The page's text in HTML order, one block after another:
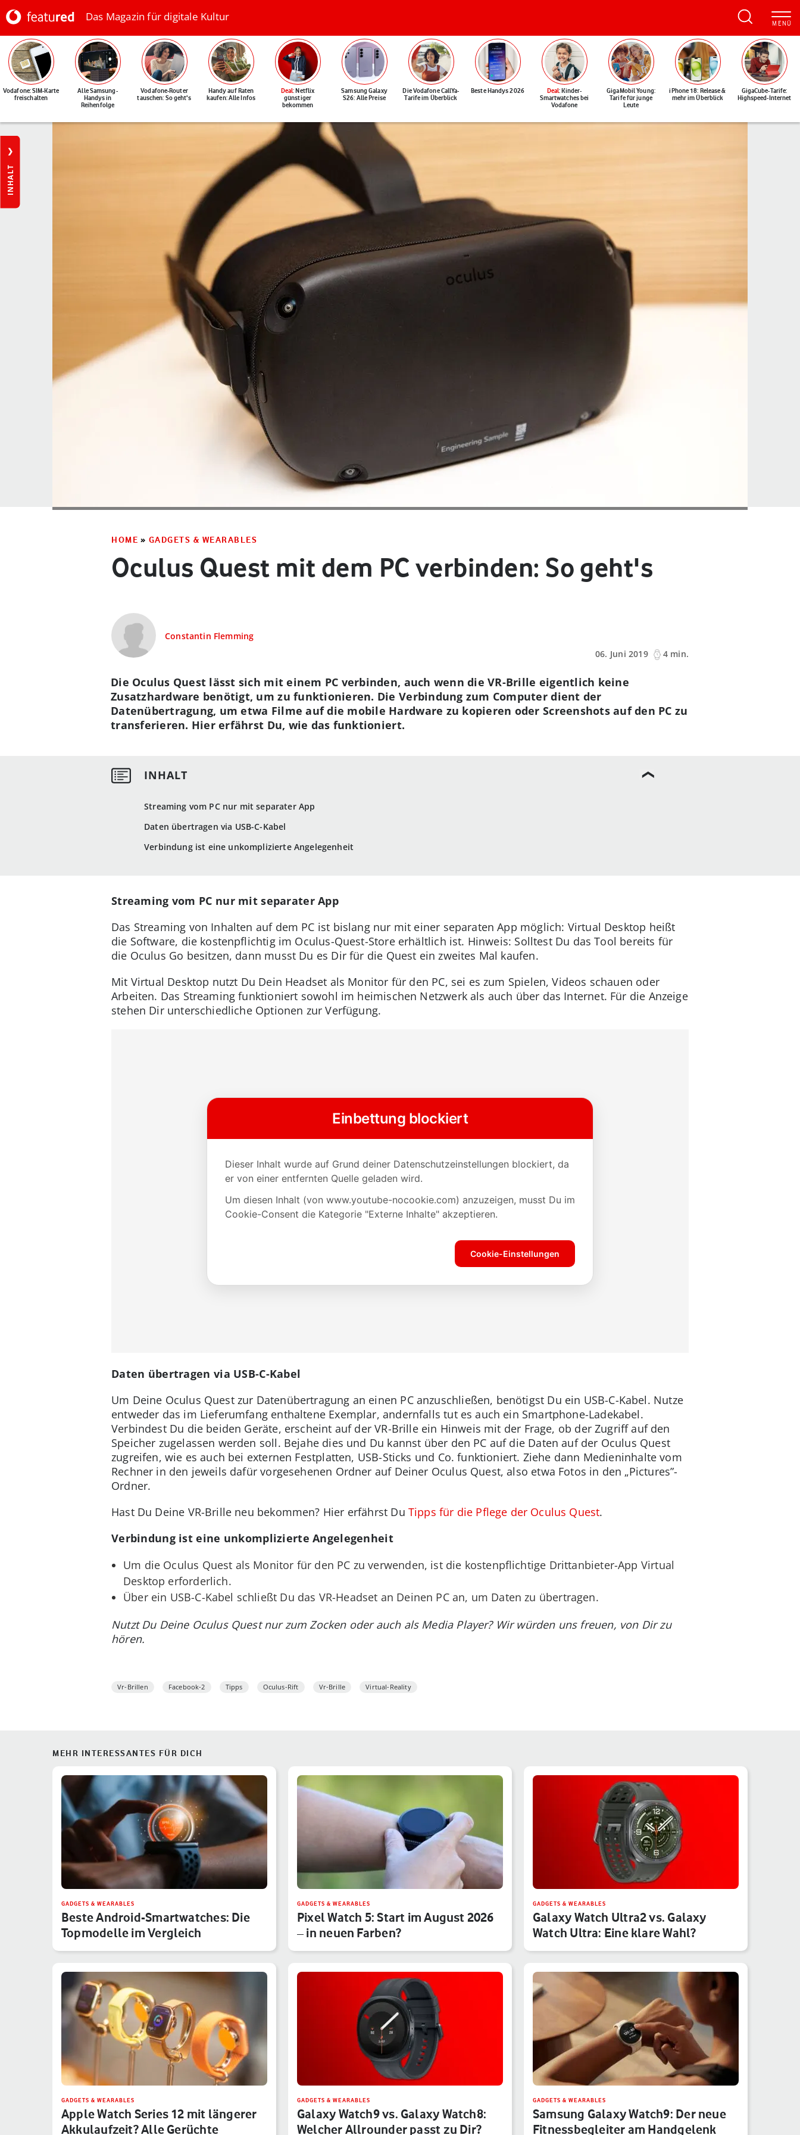
Das Magazin für digitale Kultur
Vodafone: SIM-Karte
freischalten
Alle Samsung-
Handys in
Reihenfolge
Vodafone-Router
tauschen: So geht's
Handy auf Raten
kaufen: Alle Infos
Deal: Netflix
günstiger
bekommen
Samsung Galaxy
S26: Alle Preise
Die Vodafone CallYa-
Tarife im Überblick
Beste Handys 2026 Deal: Kinder-
Smartwatches bei
Vodafone
GigaMobil Young:
Tarife für junge
Leute
iPhone 18: Release &
mehr im Überblick
GigaCube-Tarife:
Highspeed-Internet
INHALT
HOME » GADGETS & WEARABLES
Oculus Quest mit dem PC verbinden: So geht's
Constantin Flemming
06. Juni 2019
4 min.
Streaming vom PC nur mit separater App
Daten übertragen via USB-C-Kabel
Verbindung ist eine unkomplizierte Angelegenheit
Die Oculus Quest lässt sich mit einem PC verbinden, auch wenn die VR-Brille eigentlich keine
Zusatzhardware benötigt, um zu funktionieren. Die Verbindung zum Computer dient der
Datenübertragung, um etwa Filme auf die mobile Hardware zu kopieren oder Screenshots auf den PC zu
transferieren. Hier erfährst Du, wie das funktioniert.
Streaming vom PC nur mit separater App
Das Streaming von Inhalten auf dem PC ist bislang nur mit einer separaten App möglich: Virtual Desktop heißt
die Software, die kostenpflichtig im Oculus-Quest-Store erhältlich ist. Hinweis: Solltest Du das Tool bereits für
die Oculus Go besitzen, dann musst Du es Dir für die Quest ein zweites Mal kaufen.
Mit Virtual Desktop nutzt Du Dein Headset als Monitor für den PC, sei es zum Spielen, Videos schauen oder
Arbeiten. Das Streaming funktioniert sowohl im heimischen Netzwerk als auch über das Internet. Für die Anzeige
stehen Dir unterschiedliche Optionen zur Verfügung.
Daten übertragen via USB-C-Kabel
Um Deine Oculus Quest zur Datenübertragung an einen PC anzuschließen, benötigst Du ein USB-C-Kabel. Nutze
entweder das im Lieferumfang enthaltene Exemplar, andernfalls tut es auch ein Smartphone-Ladekabel.
Verbindest Du die beiden Geräte, erscheint auf der VR-Brille ein Hinweis mit der Frage, ob der Zugriff auf den
Speicher zugelassen werden soll. Bejahe dies und Du kannst über den PC auf die Daten auf der Oculus Quest
zugreifen, wie es auch bei externen Festplatten, USB-Sticks und Co. funktioniert. Ziehe dann Medieninhalte vom
Rechner in den jeweils dafür vorgesehenen Ordner auf Deiner Oculus Quest, also etwa Fotos in den „Pictures”-
Ordner.
Hast Du Deine VR-Brille neu bekommen? Hier erfährst Du Tipps für die Pflege der Oculus Quest.
Verbindung ist eine unkomplizierte Angelegenheit
Um die Oculus Quest als Monitor für den PC zu verwenden, ist die kostenpflichtige Drittanbieter-App Virtual
Desktop erforderlich.
Über ein USB-C-Kabel schließt Du das VR-Headset an Deinen PC an, um Daten zu übertragen.
Nutzt Du Deine Oculus Quest nur zum Zocken oder auch als Media Player? Wir würden uns freuen, von Dir zu
hören.
Vr-Brillen Facebook-2 Tipps Oculus-Rift Vr-Brille Virtual-Reality
MEHR INTERESSANTES FÜR DICH
GADGETS & WEARABLES
Beste Android-Smartwatches: Die
Topmodelle im Vergleich
GADGETS & WEARABLES
Pixel Watch 5: Start im August 2026
– in neuen Farben?
GADGETS & WEARABLES
Galaxy Watch Ultra2 vs. Galaxy
Watch Ultra: Eine klare Wahl?
GADGETS & WEARABLES
Apple Watch Series 12 mit längerer
Akkulaufzeit? Alle Gerüchte
GADGETS & WEARABLES
Galaxy Watch9 vs. Galaxy Watch8:
Welcher Allrounder passt zu Dir?
GADGETS & WEARABLES
Samsung Galaxy Watch9: Der neue
Fitnessbegleiter am Handgelenk